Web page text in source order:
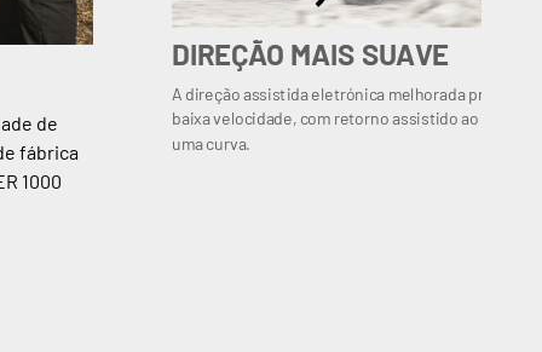
de
fábrica
1000
DIREÇÃO MAIS SUAVE
A direção assistida eletrónica melhorada
baixa velocidade, com retorno assistido ao centro,
uma curva.